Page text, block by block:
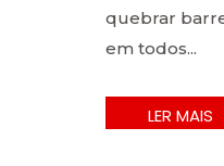
quebrar
em todos...